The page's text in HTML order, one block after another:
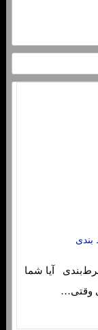
بندی
آیا شما
وقتی…